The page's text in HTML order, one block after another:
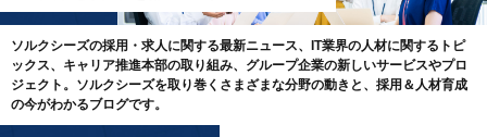
ソルクシーズの採用・求人に関する最新ニュース、IT業界の人材に関するトピ
ックス、キャリア推進本部の取り組み、グループ企業の新しいサービスやプロ
ジェクト。ソルクシーズを取り巻くさまざまな分野の動きと、採用＆人材育成
の今がわかるブログです。